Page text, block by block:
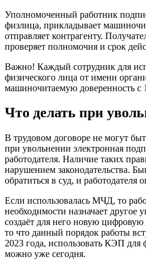
Уполномоченный работник
физлица, прикладывает
отправляет контрагенту.
проверяет полномочия и срок
Важно! Каждый сотрудник для
физического лица от имени
машиночитаемую доверенность с
Что делать при
В трудовом договоре не могут
при увольнении электронная
работодателя. Наличие таких
нарушением законодательства.
обратиться в суд, и работодателя
Если использовалась МЧД, то
необходимости назначает другое
создаёт для него новую
то что данный порядок работы
2023 года, использовать КЭП
можно уже сегодня.